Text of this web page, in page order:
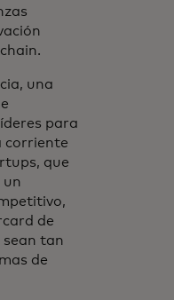
una
para
corriente
que
un
de
sean tan
de